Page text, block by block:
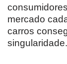
mercado
carros
singularidade.